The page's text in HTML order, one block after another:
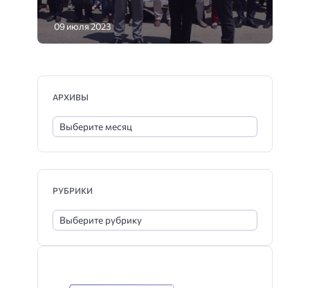
09 июля 2023
АРХИВЫ
РУБРИКИ